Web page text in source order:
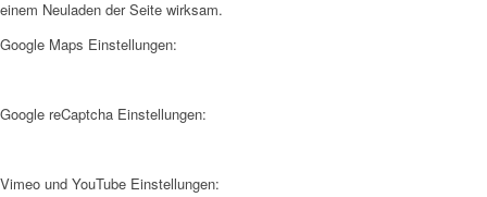
einem Neuladen der Seite wirksam.
Google Maps Einstellungen:
Google reCaptcha Einstellungen:
Vimeo und YouTube Einstellungen: